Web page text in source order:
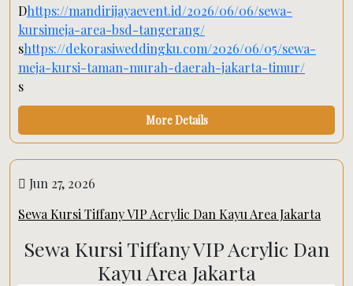
Dhttps://mandirijayaevent.id/2026/06/06/sewa-
kursimeja-area-bsd-tangerang/
shttps://dekorasiweddingku.com/2026/06/05/sewa-
meja-kursi-taman-murah-daerah-jakarta-timur/
s
More Details
Jun 27, 2026
Sewa Kursi Tiffany VIP Acrylic Dan Kayu Area Jakarta
Sewa Kursi Tiffany VIP Acrylic Dan
Kayu Area Jakarta